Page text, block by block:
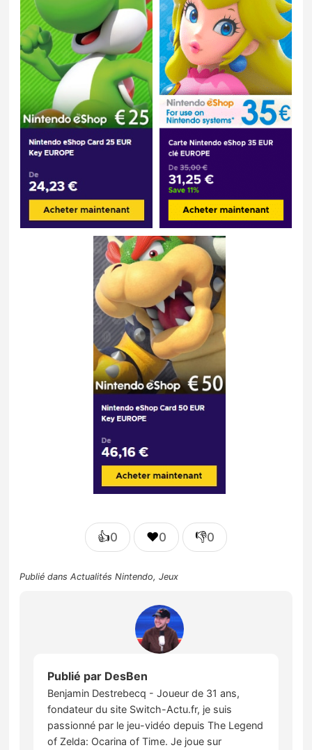
👍0 ❤️0 👎0
Publié dansActualités Nintendo,Jeux
Publié par DesBen
Benjamin Destrebecq - Joueur de 31 ans,
fondateur du site Switch-Actu.fr, je suis
passionné par le jeu-vidéo depuis The Legend
of Zelda: Ocarina of Time. Je joue sur